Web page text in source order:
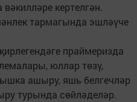
кертелгән.
тармагында эшләүче
праймеризда
юллар төзү,
ашыру, яшь белгечләр
турында сөйләделәр.